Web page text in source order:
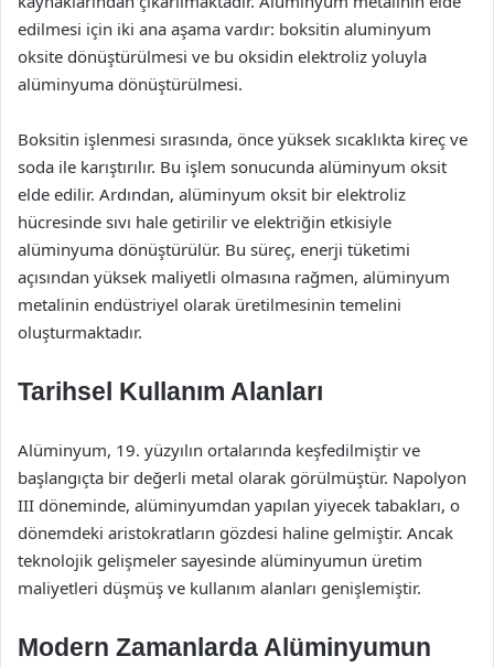
edilmesi için iki ana aşama vardır: boksitin aluminyum
oksite dönüştürülmesi ve bu oksidin elektroliz yoluyla
alüminyuma dönüştürülmesi.
Boksitin işlenmesi sırasında, önce yüksek sıcaklıkta kireç ve
soda ile karıştırılır. Bu işlem sonucunda alüminyum oksit
elde edilir. Ardından, alüminyum oksit bir elektroliz
hücresinde sıvı hale getirilir ve elektriğin etkisiyle
alüminyuma dönüştürülür. Bu süreç, enerji tüketimi
açısından yüksek maliyetli olmasına rağmen, alüminyum
metalinin endüstriyel olarak üretilmesinin temelini
oluşturmaktadır.
Tarihsel Kullanım Alanları
Alüminyum, 19. yüzyılın ortalarında keşfedilmiştir ve
başlangıçta bir değerli metal olarak görülmüştür. Napolyon
III döneminde, alüminyumdan yapılan yiyecek tabakları, o
dönemdeki aristokratların gözdesi haline gelmiştir. Ancak
teknolojik gelişmeler sayesinde alüminyumun üretim
maliyetleri düşmüş ve kullanım alanları genişlemiştir.
Modern Zamanlarda Alüminyumun